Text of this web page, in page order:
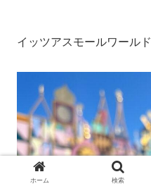
イッツアスモールワールド
ホーム 検索